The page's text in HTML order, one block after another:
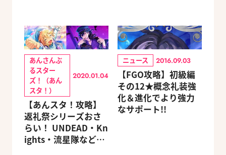
あんさんぶ
るスター
ズ！（あん
スタ！）
2020.01.04
【あんスタ！攻略】
返礼祭シリーズおさ
らい！ UNDEAD・Kn
ights・流星隊など、
ニュース 2016.09.03
【FGO攻略】初級編
その12★概念礼装強
化＆進化でより強力
なサポート!!